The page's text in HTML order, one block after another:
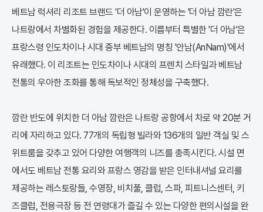
베트남 럭셔리 리조트 브랜드 '더 아남'이 운영하는 '더 아남 깜란'은
나트랑에서 차별화된 경험을 제공한다. 이름부터 특별한 '더 아남'은
프랑스령 인도차이나 시대 중부 베트남의 명칭 '안남(AnNam)'에서
유래했다. 이 리조트는 인도차이나 시대의 프렌치 스타일과 베트남
전통의 우아한 조화를 통해 독보적인 정체성을 구축했다.
깜란 반도에 위치한 더 아남 깜란은 나트랑 공항에서 차로 약 20분 거
리에 자리하고 있다. 77개의 독립형 빌라와 136개의 일반 객실 및 스
위트룸을 갖추고 있어 다양한 여행객의 니즈를 충족시킨다. 시설 면
에서도 베트남 전통 요리와 프랑스 영감을 받은 인터내셔널 요리를
제공하는 레스토랑들, 수영장, 비치풀, 클럽, 스파, 피트니스센터, 키
즈클럽, 전용극장 등 전 연령대가 즐길 수 있는 다양한 편의시설을 완